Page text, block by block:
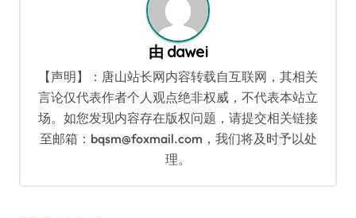
由 dawei
【声明】：唐山站长网内容转载自互联网，其相关
言论仅代表作者个人观点绝非权威，不代表本站立
场。如您发现内容存在版权问题，请提交相关链接
至邮箱：bqsm@foxmail.com，我们将及时予以处
理。